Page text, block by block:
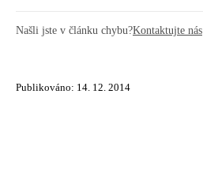
Našli jste v článku chybu?Kontaktujte nás
Publikováno: 14. 12. 2014